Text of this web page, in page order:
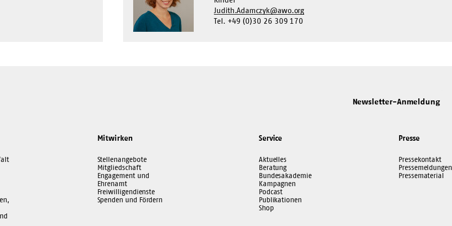
Judith.Adamczyk@awo.org
Tel. +49 (0)30 26 309 170
Newsletter-Anmeldung
Mitwirken
Stellenangebote
Mitgliedschaft
Engagement und
Ehrenamt
Freiwilligendienste
Spenden und Fördern
Service
Aktuelles
Beratung
Bundesakademie
Kampagnen
Podcast
Publikationen
Shop
Presse
Pressekontakt
Pressemeldungen
Pressematerial